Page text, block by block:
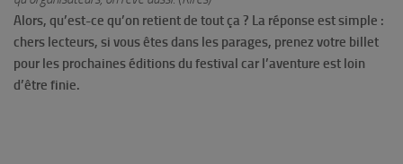
Alors, qu’est-ce qu’on retient de tout ça ? La réponse est simple :
chers lecteurs, si vous êtes dans les parages, prenez votre billet
pour les prochaines éditions du festival car l’aventure est loin
d’être finie.